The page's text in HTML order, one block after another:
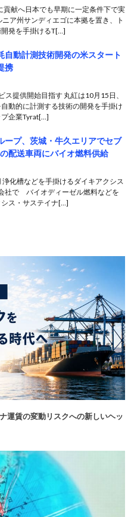
貢献へ日本でも早期に一定条件下で実
ア州サンディエゴに本拠を置き、ト
発を手掛けるT[…]
自動計測技術開発の米スタート
携
ス提供開始目指す 丸紅は10月15日、
動的に計測する技術の開発を手掛け
企業Tyrat[…]
ープ、茨城・牛久エリアでセブ
配送車両にバイオ燃料供給
浄化槽などを手掛けるダイキアクシス
社で バイオディーゼル燃料などを
ス・サステイナ[…]
運賃の変動リスクへの新しいヘッ